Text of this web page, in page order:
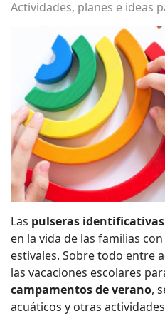
Actividades, planes e ideas
Las pulseras identificativas
en la vida de las familias
estivales. Sobre todo entre
las vacaciones escolares
campamentos de verano,
acuáticos y otras